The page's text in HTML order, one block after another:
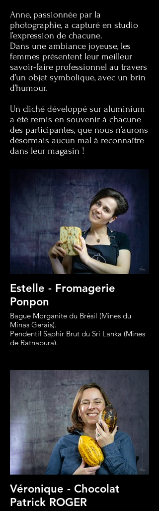
Anne, passionnée par la
photographie, a capturé en studio
l’expression de chacune.
Dans une ambiance joyeuse, les
femmes présentent leur meilleur
savoir-faire professionnel au travers
d’un objet symbolique, avec un brin
d’humour.
Un cliché développé sur aluminium
a été remis en souvenir à chacune
des participantes, que nous n’aurons
désormais aucun mal à reconnaître
dans leur magasin !
Estelle - Fromagerie
Ponpon
Bague Morganite du Brésil (Mines du
Minas Gerais).
Pendentif Saphir Brut du Sri Lanka (Mines
de Ratnapura).
Véronique - Chocolat
Patrick ROGER